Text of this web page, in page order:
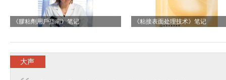
与UNDERFILL世界级高手交流有感
由2011年全球手机销量数据臆测
UNDERFILL的用量
《2010年银粉与浆料产品行业研讨会》
有感
国内外导电银粉、银浆、导电胶
况
《膠粘劑用戶指南》笔记 《粘接表面处理技术》笔记
大声